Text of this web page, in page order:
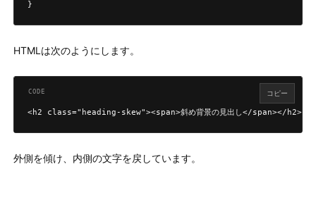
}
HTMLは次のようにします。
<h2 class="heading-skew"><span>斜め背景の見出し</span></h2>
コピー
外側を傾け、内側の文字を戻しています。